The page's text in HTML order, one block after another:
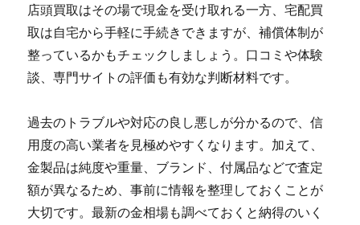
店頭買取はその場で現金を受け取れる一方、宅配買
取は自宅から手軽に手続きできますが、補償体制が
整っているかもチェックしましょう。口コミや体験
談、専門サイトの評価も有効な判断材料です。
過去のトラブルや対応の良し悪しが分かるので、信
用度の高い業者を見極めやすくなります。加えて、
金製品は純度や重量、ブランド、付属品などで査定
額が異なるため、事前に情報を整理しておくことが
大切です。最新の金相場も調べておくと納得のいく